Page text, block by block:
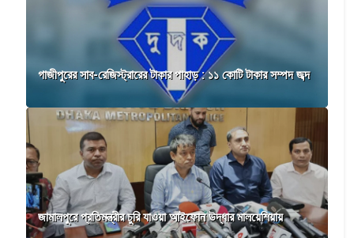
গাজীপুরের সাব-রেজিস্ট্রারের টাকার পাহাড় : ১১ কোটি টাকার সম্পদ জব্দ
জামালপুরে প্রতিমন্ত্রীর চুরি যাওয়া আইফোন উদ্ধার মালয়েশিয়ায়